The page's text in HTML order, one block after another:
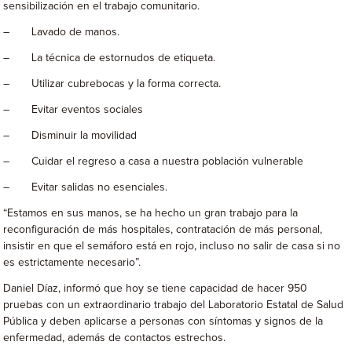
sensibilización en el trabajo comunitario.
– Lavado de manos.
– La técnica de estornudos de etiqueta.
– Utilizar cubrebocas y la forma correcta.
– Evitar eventos sociales
– Disminuir la movilidad
– Cuidar el regreso a casa a nuestra población vulnerable
– Evitar salidas no esenciales.
“Estamos en sus manos, se ha hecho un gran trabajo para la
reconfiguración de más hospitales, contratación de más personal,
insistir en que el semáforo está en rojo, incluso no salir de casa si no
es estrictamente necesario”.
Daniel Díaz, informó que hoy se tiene capacidad de hacer 950
pruebas con un extraordinario trabajo del Laboratorio Estatal de Salud
Pública y deben aplicarse a personas con síntomas y signos de la
enfermedad, además de contactos estrechos.